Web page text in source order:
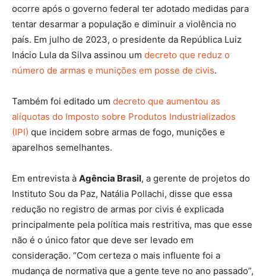
ocorre após o governo federal ter adotado medidas para
tentar desarmar a população e diminuir a violência no
país. Em julho de 2023, o presidente da República Luiz
Inácio Lula da Silva assinou um decreto que reduz o
número de armas e munições em posse de civis.
Também foi editado um decreto que aumentou as
alíquotas do Imposto sobre Produtos Industrializados
(IPI) que incidem sobre armas de fogo, munições e
aparelhos semelhantes.
Em entrevista à Agência Brasil, a gerente de projetos do
Instituto Sou da Paz, Natália Pollachi, disse que essa
redução no registro de armas por civis é explicada
principalmente pela política mais restritiva, mas que esse
não é o único fator que deve ser levado em
consideração. “Com certeza o mais influente foi a
mudança de normativa que a gente teve no ano passado”,